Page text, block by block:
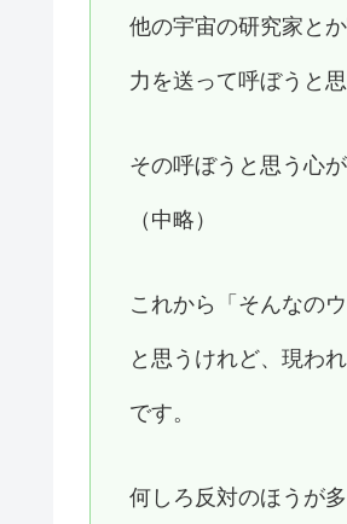
他の宇宙の研究家と
力を送って呼ぼうと思
その呼ぼうと思う心
（中略）
これから「そんなの
と思うけれど、現わ
です。
何しろ反対のほうが